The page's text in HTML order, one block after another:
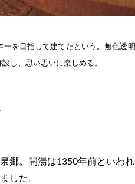
一を目指して建てたという。無色
し、思い思いに楽しめる。
郷。開湯は1350年前といわ
した。